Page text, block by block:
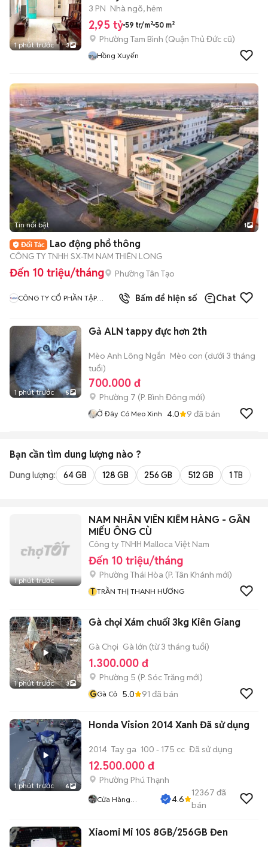
1 phút trước 3
3 PN Nhà ngõ, hẻm
2,95 tỷ 59 tr/m² 50 m²
Phường Tam Bình (Quận Thủ Đức cũ)
Hồng Xuyến
Tin nổi bật 1
Lao động phổ thông
CÔNG TY TNHH SX-TM NAM THIÊN LONG
Đến 10 triệu/tháng Phường Tân Tạo
CÔNG TY CỔ PHẦN TẬP
1đã bán
Bấm để hiện số Chat
1 phút trước 5
Gả ALN tappy đực hơn 2th
Mèo Anh Lông Ngắn Mèo con (dưới 3 tháng
tuổi)
700.000 đ
Phường 7 (P. Bình Đông mới)
Ở Đây Có Meo Xinh 4.0 9 đã bán
Bạn cần tìm dung lượng nào ?
Dung lượng: 64 GB 128 GB 256 GB 512 GB 1 TB
1 phút trước
NAM NHÂN VIÊN KIỂM HÀNG - GẦN
MIẾU ÔNG CÙ
Công ty TNHH Malloca Việt Nam
Đến 10 triệu/tháng
Phường Thái Hòa (P. Tân Khánh mới)
T TRẦN THỊ THANH HƯƠNG
1 phút trước 3
Gà chọi Xám chuối 3kg Kiên Giang
Gà Chọi Gà lớn (từ 3 tháng tuổi)
1.300.000 đ
Phường 5 (P. Sóc Trăng mới)
GGà Cỏ 5.0 91 đã bán
1 phút trước 6
Honda Vision 2014 Xanh Đã sử dụng
2014 Tay ga 100 - 175 cc Đã sử dụng
12.500.000 đ
Phường Phú Thạnh
Cửa Hàng
4.6
12367 đã
bán
Xiaomi Mi 10S 8GB/256GB Đen